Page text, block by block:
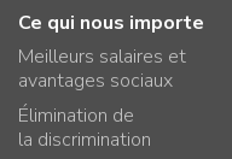
Ce qui nous importe
Meilleurs salaires et
avantages sociaux
Élimination de
la discrimination